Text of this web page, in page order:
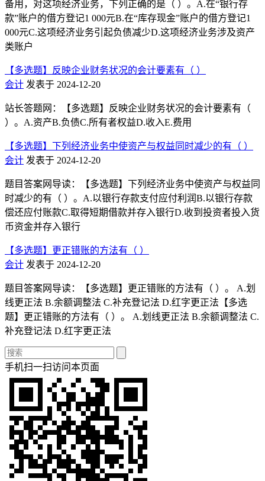
备用，对这项经济业务，下列正确的是（ ）。A.在“银行存
款”账户的借方登记1 000元B.在“库存现金”账户的借方登记1
000元C.这项经济业务引起负债减少D.这项经济业务涉及资产
类账户
【多选题】反映企业财务状况的会计要素有（ ）
会计 发表于 2024-12-20
站长答题网：【多选题】反映企业财务状况的会计要素有（
）。A.资产B.负债C.所有者权益D.收入E.费用
【多选题】下列经济业务中使资产与权益同时减少的有（ ）
会计 发表于 2024-12-20
题目答案网导读：【多选题】下列经济业务中使资产与权益同
时减少的有（ ）。A.以银行存款支付应付利润B.以银行存款
偿还应付账款C.取得短期借款并存入银行D.收到投资者投入货
币资金并存入银行
【多选题】更正错账的方法有（ ）
会计 发表于 2024-12-20
题目答案网导读：【多选题】更正错账的方法有（ ）。 A.划
线更正法 B.余额调整法 C.补充登记法 D.红字更正法【多选
题】更正错账的方法有（ ）。 A.划线更正法 B.余额调整法 C.
补充登记法 D.红字更正法
手机扫一扫访问本页面